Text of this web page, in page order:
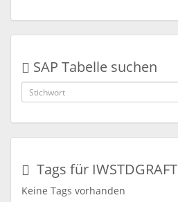
SAP Tabelle suchen
Tags für IWSTDGRAFT
Keine Tags vorhanden